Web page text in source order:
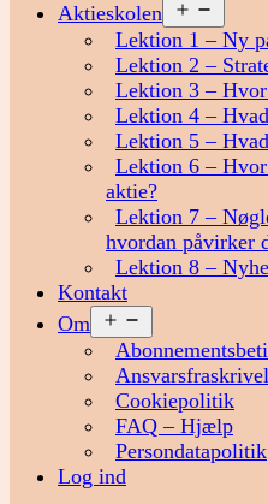
Aktieskolen
menu
Lektion 1 – Ny
Lektion 2 –
Lektion 3 –
Lektion 4 –
Lektion 5 –
Lektion 6 –
aktie?
Lektion 7 –
hvordan påvirker
Lektion 8 –
Kontakt
Om
menu
Cookiepolitik
FAQ – Hjælp
Persondatapolitik
Log ind